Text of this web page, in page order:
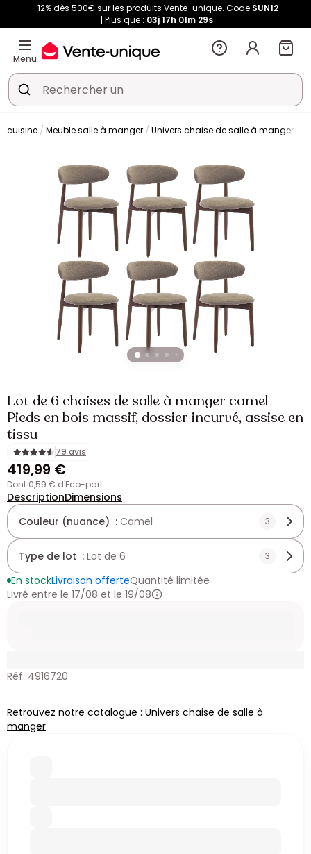
-12% dès 500€ sur les produits Vente-unique. Code SUN12
Plus que : 03j 17h 01m 29s
Menu
cuisine Meuble salle à manger Univers chaise de salle à manger
Lot de 6 chaises de salle à manger camel –
Pieds en bois massif, dossier incurvé, assise en
tissu
79 avis
419,99 €
dont 0,59 € d'Eco-part
DescriptionDimensions
Couleur (nuance) : Camel 3
Type de lot : Lot de 6 3
En stockLivraison offerteQuantité limitée
Livré entre le 17/08 et le 19/08
Réf. 4916720
Retrouvez notre catalogue : Univers chaise de salle à
manger